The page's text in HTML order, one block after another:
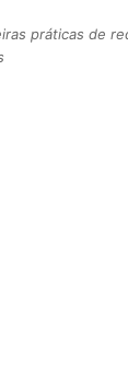
práticas de